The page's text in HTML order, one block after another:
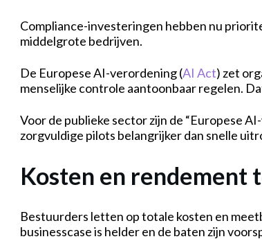
Compliance-investeringen hebben nu
middelgrote bedrijven.
De Europese AI-verordening (AI Act) zet
menselijke controle aantoonbaar regelen.
Voor de publieke sector zijn de “Europese
zorgvuldige pilots belangrijker dan snelle
Kosten en rendement
Bestuurders letten op totale kosten en
businesscase is helder en de baten zijn